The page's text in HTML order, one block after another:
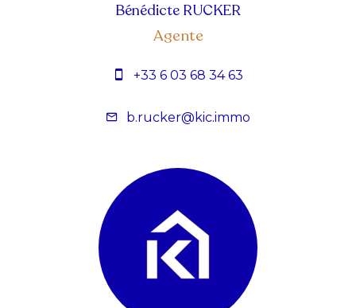
Bénédicte RUCKER
Agente
+33 6 03 68 34 63
b.rucker@kic.immo